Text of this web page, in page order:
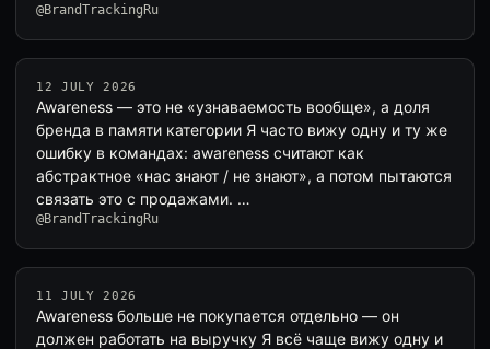
@BrandTrackingRu
12 JULY 2026
Awareness — это не «узнаваемость вообще», а доля
бренда в памяти категории Я часто вижу одну и ту же
ошибку в командах: awareness считают как
абстрактное «нас знают / не знают», а потом пытаются
связать это с продажами. …
@BrandTrackingRu
11 JULY 2026
Awareness больше не покупается отдельно — он
должен работать на выручку Я всё чаще вижу одну и